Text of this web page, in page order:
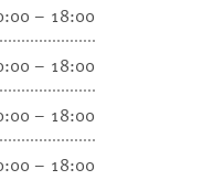
– 18:00
– 18:00
– 18:00
– 18:00